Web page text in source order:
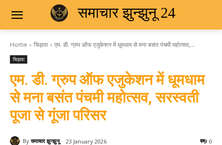
समाचार झुन्झुनू 24
Home चिड़ावा एम. डी. ग्रुप ऑफ एजुकेशन में धूमधाम से मना बसंत पंचमी महोत्सव,...
चिड़ावा
एम. डी. ग्रुप ऑफ एजुकेशन में धूमधाम
से मना बसंत पंचमी महोत्सव, सरस्वती
पूजा से गूंजा परिसर
By समाचार झुन्झुनू 23 January 2026 0